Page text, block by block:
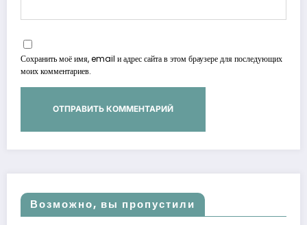
Сохранить моё имя, email и адрес сайта в этом браузере для последующих
моих комментариев.
Возможно, вы пропустили